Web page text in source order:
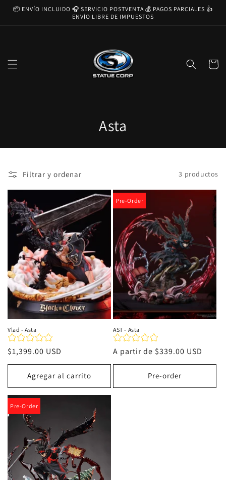
directamente
📦 ENVÍO INCLUIDO 🎧 SERVICIO POSTVENTA 💰 PAGOS PARCIALES 👍
ENVÍO LIBRE DE IMPUESTOS
Carrito
C
o
c
c
ó
n
:
Asta
Filtrar y ordenar 3 productos
Vlad - Asta
Precio
habitual
$1,399.00 USD
Agregar al carrito
Pre-Order
AST - Asta
Precio
habitual
A partir de $339.00 USD
Pre-order
Pre-Order